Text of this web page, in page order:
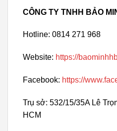
CÔNG TY TNHH BẢO
Hotline: 0814 271 968
Website: https://
Facebook: https://
Trụ sở: 532/15/35A Lê
HCM